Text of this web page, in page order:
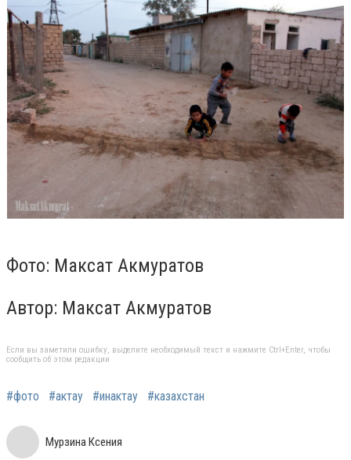
Фото: Максат Акмуратов
Автор: Максат Акмуратов
Если вы заметили ошибку, выделите необходимый текст и нажмите Ctrl+Enter, чтобы
сообщить об этом редакции
#фото #актау #инактау #казахстан
Мурзина Ксения